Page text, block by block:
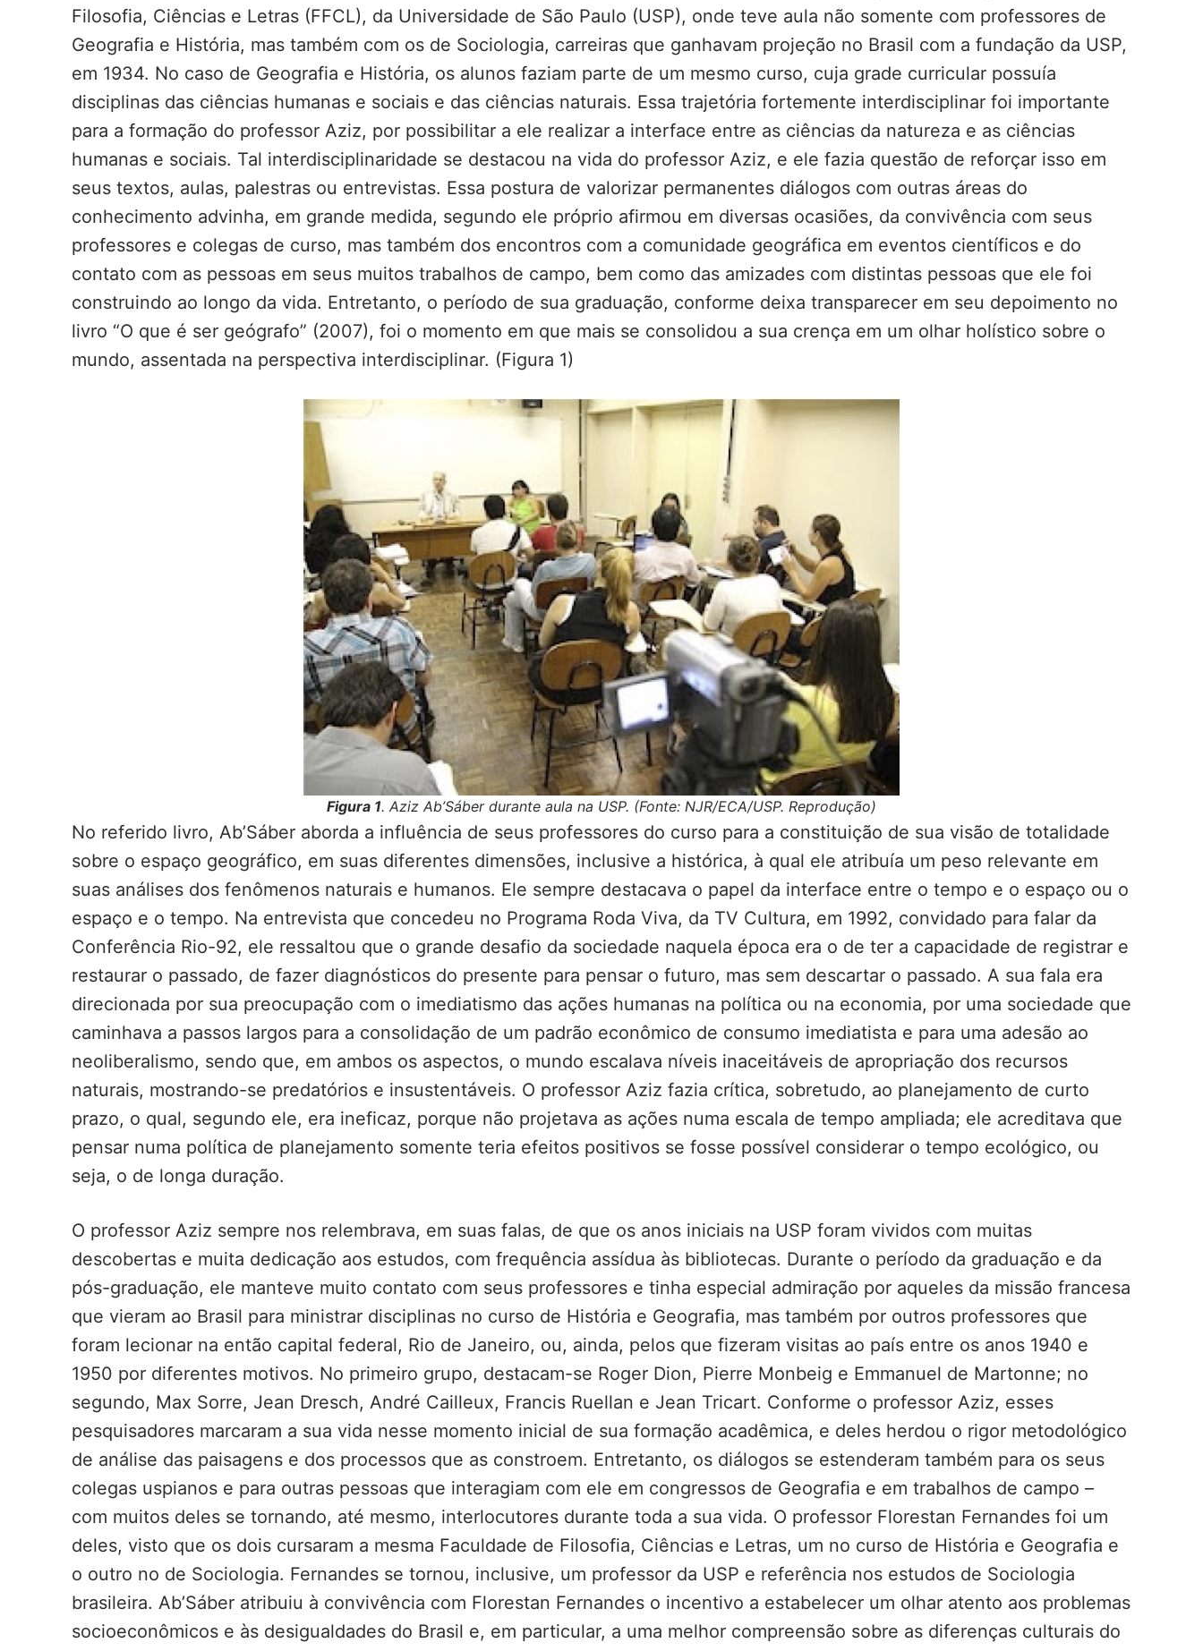
Filosofia, Ciências e Letras (FFCL), da Universidade de São Paulo (USP), onde teve aula não somente com professores de
Geografia e História, mas também com os de Sociologia, carreiras que ganhavam projeção no Brasil com a fundação da USP,
em 1934. No caso de Geografia e História, os alunos faziam parte de um mesmo curso, cuja grade curricular possuía
disciplinas das ciências humanas e sociais e das ciências naturais. Essa trajetória fortemente interdisciplinar foi importante
para a formação do professor Aziz, por possibilitar a ele realizar a interface entre as ciências da natureza e as ciências
humanas e sociais. Tal interdisciplinaridade se destacou na vida do professor Aziz, e ele fazia questão de reforçar isso em
seus textos, aulas, palestras ou entrevistas. Essa postura de valorizar permanentes diálogos com outras áreas do
conhecimento advinha, em grande medida, segundo ele próprio afirmou em diversas ocasiões, da convivência com seus
professores e colegas de curso, mas também dos encontros com a comunidade geográfica em eventos científicos e do
contato com as pessoas em seus muitos trabalhos de campo, bem como das amizades com distintas pessoas que ele foi
construindo ao longo da vida. Entretanto, o período de sua graduação, conforme deixa transparecer em seu depoimento no
livro “O que é ser geógrafo” (2007), foi o momento em que mais se consolidou a sua crença em um olhar holístico sobre o
mundo, assentada na perspectiva interdisciplinar. (Figura 1)
Figura 1. Aziz Ab’Sáber durante aula na USP. (Fonte: NJR/ECA/USP. Reprodução)
No referido livro, Ab’Sáber aborda a influência de seus professores do curso para a constituição de sua visão de totalidade
sobre o espaço geográfico, em suas diferentes dimensões, inclusive a histórica, à qual ele atribuía um peso relevante em
suas análises dos fenômenos naturais e humanos. Ele sempre destacava o papel da interface entre o tempo e o espaço ou o
espaço e o tempo. Na entrevista que concedeu no Programa Roda Viva, da TV Cultura, em 1992, convidado para falar da
Conferência Rio-92, ele ressaltou que o grande desafio da sociedade naquela época era o de ter a capacidade de registrar e
restaurar o passado, de fazer diagnósticos do presente para pensar o futuro, mas sem descartar o passado. A sua fala era
direcionada por sua preocupação com o imediatismo das ações humanas na política ou na economia, por uma sociedade que
caminhava a passos largos para a consolidação de um padrão econômico de consumo imediatista e para uma adesão ao
neoliberalismo, sendo que, em ambos os aspectos, o mundo escalava níveis inaceitáveis de apropriação dos recursos
naturais, mostrando-se predatórios e insustentáveis. O professor Aziz fazia crítica, sobretudo, ao planejamento de curto
prazo, o qual, segundo ele, era ineficaz, porque não projetava as ações numa escala de tempo ampliada; ele acreditava que
pensar numa política de planejamento somente teria efeitos positivos se fosse possível considerar o tempo ecológico, ou
seja, o de longa duração.
O professor Aziz sempre nos relembrava, em suas falas, de que os anos iniciais na USP foram vividos com muitas
descobertas e muita dedicação aos estudos, com frequência assídua às bibliotecas. Durante o período da graduação e da
pós-graduação, ele manteve muito contato com seus professores e tinha especial admiração por aqueles da missão francesa
que vieram ao Brasil para ministrar disciplinas no curso de História e Geografia, mas também por outros professores que
foram lecionar na então capital federal, Rio de Janeiro, ou, ainda, pelos que fizeram visitas ao país entre os anos 1940 e
1950 por diferentes motivos. No primeiro grupo, destacam-se Roger Dion, Pierre Monbeig e Emmanuel de Martonne; no
segundo, Max Sorre, Jean Dresch, André Cailleux, Francis Ruellan e Jean Tricart. Conforme o professor Aziz, esses
pesquisadores marcaram a sua vida nesse momento inicial de sua formação acadêmica, e deles herdou o rigor metodológico
de análise das paisagens e dos processos que as constroem. Entretanto, os diálogos se estenderam também para os seus
colegas uspianos e para outras pessoas que interagiam com ele em congressos de Geografia e em trabalhos de campo –
com muitos deles se tornando, até mesmo, interlocutores durante toda a sua vida. O professor Florestan Fernandes foi um
deles, visto que os dois cursaram a mesma Faculdade de Filosofia, Ciências e Letras, um no curso de História e Geografia e
o outro no de Sociologia. Fernandes se tornou, inclusive, um professor da USP e referência nos estudos de Sociologia
brasileira. Ab’Sáber atribuiu à convivência com Florestan Fernandes o incentivo a estabelecer um olhar atento aos problemas
socioeconômicos e às desigualdades do Brasil e, em particular, a uma melhor compreensão sobre as diferenças culturais do